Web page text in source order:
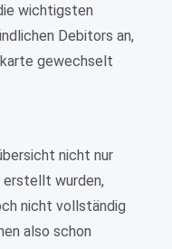
wichtigsten
Debitors an,
gewechselt
nicht nur
erstellt wurden,
nicht vollständig
also schon